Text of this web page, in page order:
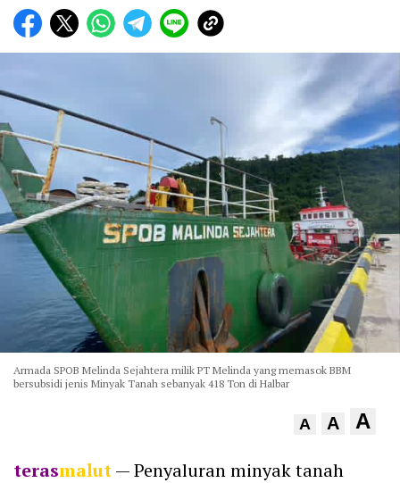
Armada SPOB Melinda Sejahtera milik PT Melinda yang memasok BBM
bersubsidi jenis Minyak Tanah sebanyak 418 Ton di Halbar
A A A
terasmalut— Penyaluran minyak tanah